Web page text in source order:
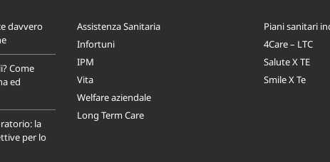
davvero
Come
ed
la
per lo
Assistenza Sanitaria
Infortuni
IPM
Vita
Welfare aziendale
Long Term Care
Piani sanitari
4Care – LTC
Salute X TE
Smile X Te